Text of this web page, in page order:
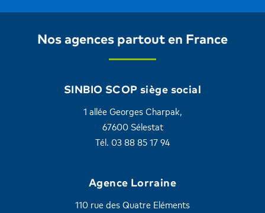
Nos agences partout en France
SINBIO SCOP siège social
1 allée Georges Charpak,
67600 Sélestat
Tél. 03 88 85 17 94
Agence Lorraine
110 rue des Quatre Eléments